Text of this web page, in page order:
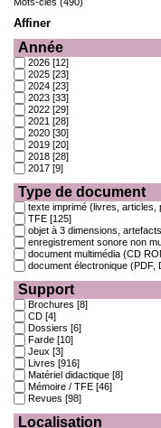
Affiner
Année
2026 [12]
2025 [23]
2024 [23]
2023 [33]
2022 [29]
2021 [28]
2020 [30]
2019 [20]
2018 [28]
2017 [9]
Type de document
texte imprimé (livres, articles,
TFE [125]
objet à 3 dimensions,
enregistrement sonore non
document multimédia (CD
document électronique (PDF,
Support
Brochures [8]
CD [4]
Dossiers [6]
Farde [10]
Jeux [3]
Livres [916]
Matériel didactique [8]
Mémoire / TFE [46]
Revues [98]
Localisation